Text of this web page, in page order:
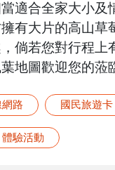
適合全家大小及
有大片的高山草
倘若您對行程上
地圖歡迎您的蒞
路 國民旅遊卡
體驗活動